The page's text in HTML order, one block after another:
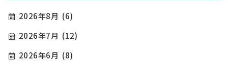
2026年8月 (6)
2026年7月 (12)
2026年6月 (8)